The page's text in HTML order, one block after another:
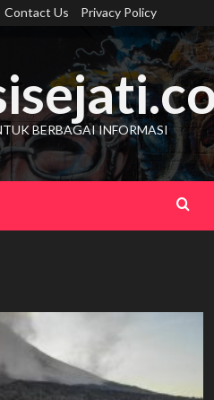
Contact Us Privacy Policy
BERBAGAI INFORMASI